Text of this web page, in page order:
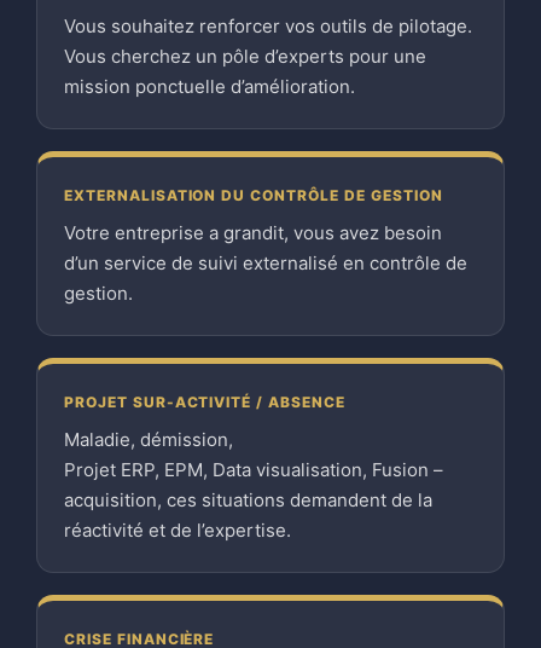
Vous souhaitez renforcer vos outils de pilotage.
Vous cherchez un pôle d’experts pour une
mission ponctuelle d’amélioration.
EXTERNALISATION DU CONTRÔLE DE GESTION
Votre entreprise a grandit, vous avez besoin
d’un service de suivi externalisé en contrôle de
gestion.
PROJET SUR-ACTIVITÉ / ABSENCE
Maladie, démission,
Projet ERP, EPM, Data visualisation, Fusion –
acquisition, ces situations demandent de la
réactivité et de l’expertise.
CRISE FINANCIÈRE